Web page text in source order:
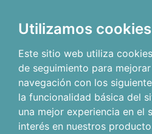
Utilizamos cookies
Este sitio web utiliza
de seguimiento para
navegación con los
la funcionalidad básica del
una mejor experiencia en el
interés en nuestros